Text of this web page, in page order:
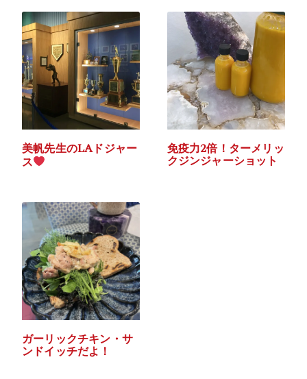
美帆先生のLAドジャー
ス
免疫力2倍！ターメリッ
クジンジャーショット
ガーリックチキン・サ
ンドイッチだよ！